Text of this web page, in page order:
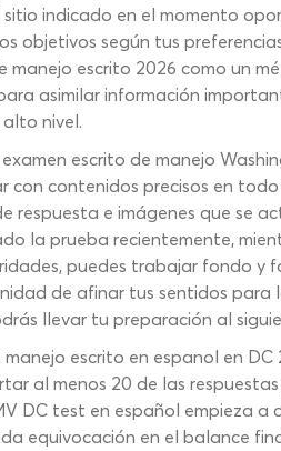
sitio indicado en el momento
objetivos según tus
manejo escrito 2026 como un
asimilar información
nivel.
escrito de manejo
con contenidos precisos en
respuesta e imágenes que se
la prueba recientemente,
puedes trabajar fondo y
de afinar tus sentidos para
llevar tu preparación al
escrito en espanol en
al menos 20 de las
DC test en español empieza
equivocación en el balance